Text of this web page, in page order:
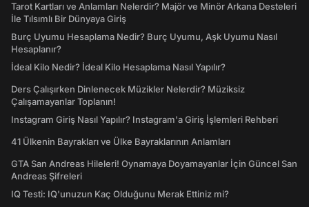
Tarot Kartları ve Anlamları Nelerdir? Majör ve Minör Arkana Desteleri
İle Tılsımlı Bir Dünyaya Giriş
Burç Uyumu Hesaplama Nedir? Burç Uyumu, Aşk Uyumu Nasıl
Hesaplanır?
İdeal Kilo Nedir? İdeal Kilo Hesaplama Nasıl Yapılır?
Ders Çalışırken Dinlenecek Müzikler Nelerdir? Müziksiz
Çalışamayanlar Toplanın!
Instagram Giriş Nasıl Yapılır? Instagram'a Giriş İşlemleri Rehberi
41 Ülkenin Bayrakları ve Ülke Bayraklarının Anlamları
GTA San Andreas Hileleri! Oynamaya Doyamayanlar İçin Güncel San
Andreas Şifreleri
IQ Testi: IQ'unuzun Kaç Olduğunu Merak Ettiniz mi?